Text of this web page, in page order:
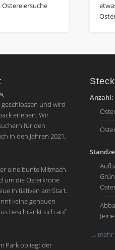
und wird
erleben. Wir
für den
in den Jahren 2021,
eine bunte Mitmach-
um die Osterkrone
Initiativen am Start.
keine genauen
beschränkt sich auf
Park obliegt der
Anzahl:
→ mehr